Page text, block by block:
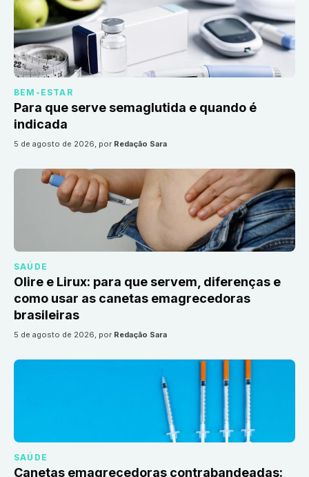
BEM-ESTAR
Para que serve semaglutida e quando é
indicada
5 de agosto de 2026, por Redação Sara
SAÚDE
Olire e Lirux: para que servem, diferenças e
como usar as canetas emagrecedoras
brasileiras
5 de agosto de 2026, por Redação Sara
SAÚDE
Canetas emagrecedoras contrabandeadas: